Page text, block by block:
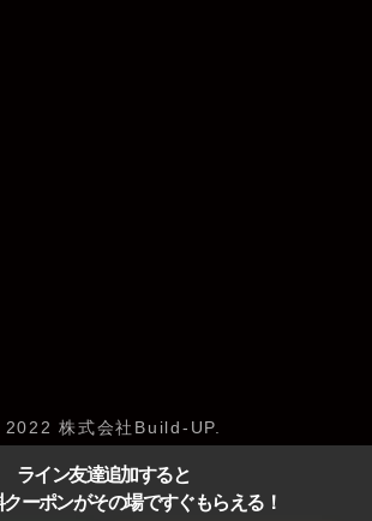
ライン友達追加すると
ーポンがその場ですぐもらえる！
株式会社Build-UP.